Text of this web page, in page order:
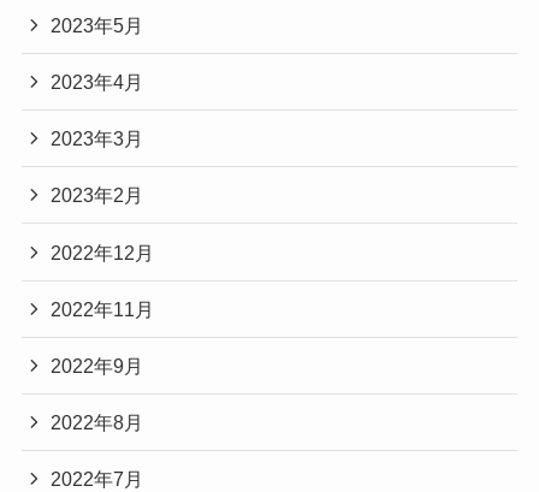
2023年5月
2023年4月
2023年3月
2023年2月
2022年12月
2022年11月
2022年9月
2022年8月
2022年7月